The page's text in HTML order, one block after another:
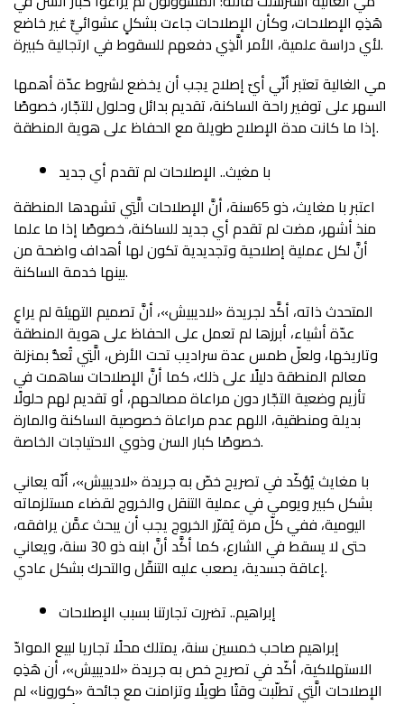
هَذِهِ الإصلاحات، وكأن الإصلاحات جاءت بشكلٍ عشوائيٍّ غير خاضع
لأي دراسة علمية، الأمر الَّذِي دفعهم للسقوط في ارتجالية كبيرة.
مي الغالية تعتبر أنّي أيّ إصلاح يجب أن يخضع لشروط عدّة أهمها
السهر على توفير راحة الساكنة، تقديم بدائل وحلول للتجّار، خصوصًا
إذا ما كانت مدة الإصلاح طويلة مع الحفاظ على هوية المنطقة.
با مغيث.. الإصلاحات لم تقدم أي جديد
اعتبر با مغايث، ذو 65سنة، أنَّ الإصلاحات الَّتِي تشهدها المنطقة
منذ أشهر، مضت لم تقدم أي جديد للساكنة، خصوصًا إذا ما علما
أنَّ لكل عملية إصلاحية وتجديدية تكون لها أهداف واضحة من
بينها خدمة الساكنة.
المتحدث ذاته، أكَّد لجريدة «لاديبيش»، أنَّ تصميم التهيئة لم يراعِ
عدّة أشياء، أبرزها لم تعمل على الحفاظ على هوية المنطقة
وتاريخها، ولعلّ طمس عدة سراديب تحت الأرض، الَّتِي تُعدُّ بمنزلة
معالم المنطقة دليلًا على ذلك، كما أنَّ الإصلاحات ساهمت في
تأزيم وضعية التجّار دون مراعاة مصالحهم، أو تقديم لهم حلولًا
بديلة ومنطقية، اللهم عدم مراعاة خصوصية الساكنة والمارة
خصوصًا كبار السن وذوي الاحتياجات الخاصة.
با مغايث يُؤكّد في تصريح خصّ به جريدة «لاديبيش»، أنّه يعاني
بشكل كبير ويومي في عملية التنقل والخروج لقضاء مستلزماته
اليومية، ففي كلّ مرة يُقرّر الخروج يجب أن يبحث عمَّن يرافقه،
حتى لا يسقط في الشارع، كما أكَّد أنَّ ابنه ذو 30 سنة، ويعاني
إعاقة جسدية، يصعب عليه التنقّل والتحرك بشكل عادي.
إبراهيم.. تضررت تجارتنا بسبب الإصلاحات
إبراهيم صاحب خمسين سنة، يمتلك محلًا تجاريا لبيع الموادّ
الاستهلاكية، أكّد في تصريح خص به جريدة «لاديبيش»، أن هَذِهِ
الإصلاحات الَّتِي تطلّبت وقتًا طويلًا وتزامنت مع جائحة «كورونا» لم